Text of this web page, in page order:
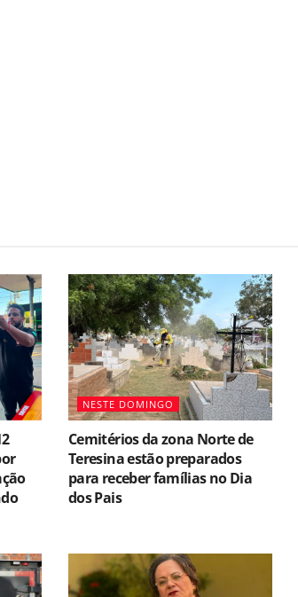
NESTE DOMINGO
Cemitérios da zona Norte de
Teresina estão preparados
para receber famílias no Dia
dos Pais